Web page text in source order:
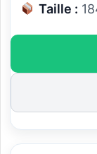
Taille :